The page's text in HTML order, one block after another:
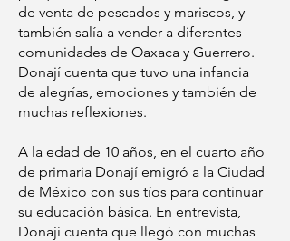
de venta de pescados y mariscos, y
también salía a vender a diferentes
comunidades de Oaxaca y Guerrero.
Donají cuenta que tuvo una infancia
de alegrías, emociones y también de
muchas reflexiones.
A la edad de 10 años, en el cuarto año
de primaria Donají emigró a la Ciudad
de México con sus tíos para continuar
su educación básica. En entrevista,
Donají cuenta que llegó con muchas